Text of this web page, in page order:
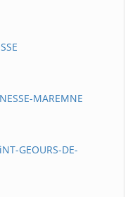
MAREMNE
GEOURS-DE-